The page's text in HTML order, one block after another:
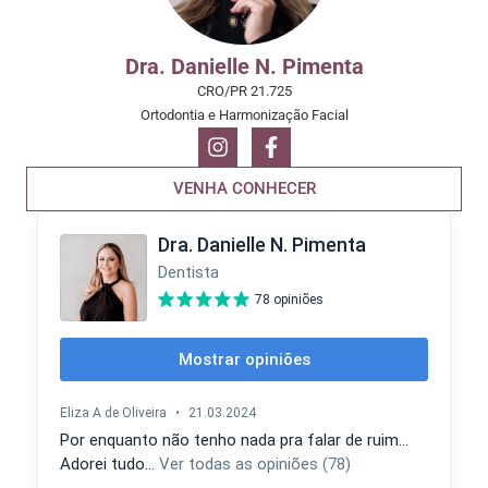
Dra. Danielle N. Pimenta
CRO/PR 21.725
Ortodontia e Harmonização Facial
VENHA CONHECER